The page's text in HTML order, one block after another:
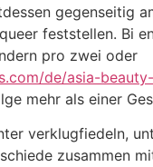
gegenseitig
feststellen. Bi
pro zwei oder
de/asia-
mehr als einer
verklugfiedeln,
zusammen